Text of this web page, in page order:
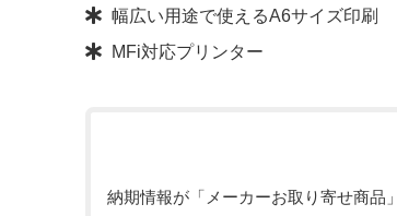
幅広い用途で使えるA6サイズ印刷
MFi対応プリンター
納期情報が「メーカーお取り寄せ商品